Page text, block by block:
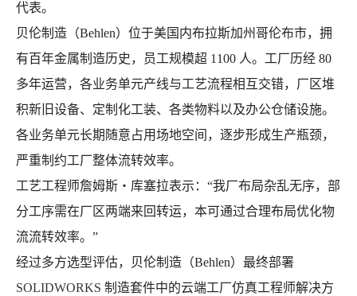
代表。
贝伦制造（Behlen）位于美国内布拉斯加州哥伦布市，拥
有百年金属制造历史，员工规模超 1100 人。工厂历经 80
多年运营，各业务单元产线与工艺流程相互交错，厂区堆
积新旧设备、定制化工装、各类物料以及办公仓储设施。
各业务单元长期随意占用场地空间，逐步形成生产瓶颈，
严重制约工厂整体流转效率。
工艺工程师詹姆斯・库塞拉表示：“我厂布局杂乱无序，部
分工序需在厂区两端来回转运，本可通过合理布局优化物
流流转效率。”
经过多方选型评估，贝伦制造（Behlen）最终部署
SOLIDWORKS 制造套件中的云端工厂仿真工程师解决方